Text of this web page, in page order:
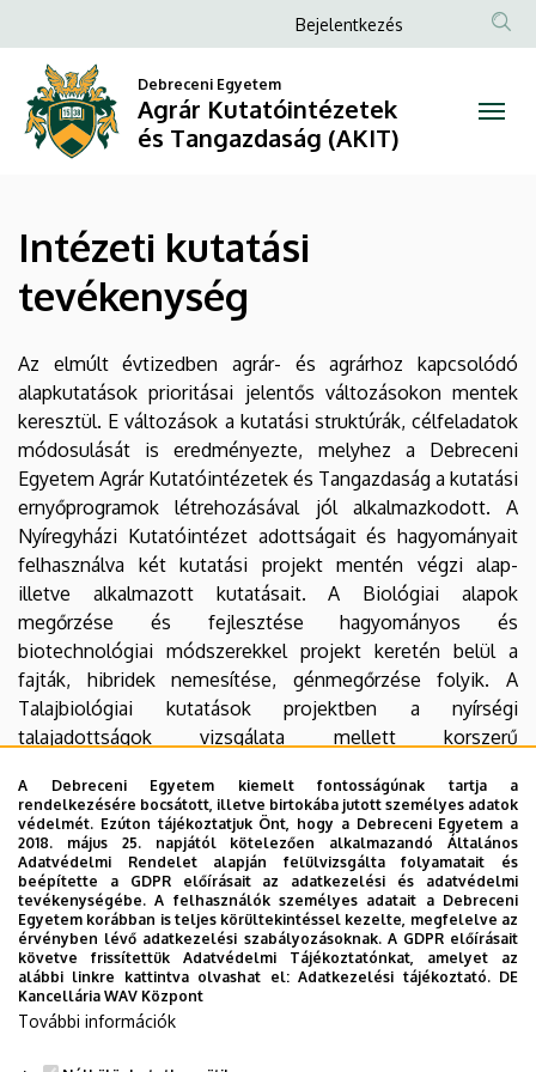
kutatási
tevékenység
Agrár
Kutatóintézetek
és
Tangazdaság
(AKIT)
a
tartalomra
Anonim
fiók
menüje
Bejelentkezés
Debreceni Egyetem
Agrár Kutatóintézetek
és Tangazdaság (AKIT)
Intézeti kutatási
tevékenység
Az elmúlt évtizedben agrár- és agrárhoz kapcsolódó
alapkutatások prioritásai jelentős változásokon mentek
keresztül. E változások a kutatási struktúrák, célfeladatok
módosulását is eredményezte, melyhez a Debreceni
Egyetem Agrár Kutatóintézetek és Tangazdaság a kutatási
ernyőprogramok létrehozásával jól alkalmazkodott. A
Nyíregyházi Kutatóintézet adottságait és hagyományait
felhasználva két kutatási projekt mentén végzi alap-
illetve alkalmazott kutatásait. A Biológiai alapok
megőrzése és fejlesztése hagyományos és
biotechnológiai módszerekkel projekt keretén belül a
fajták, hibridek nemesítése, génmegőrzése folyik. A
Talajbiológiai kutatások projektben a nyírségi
talajadottságok vizsgálata mellett korszerű
aktivitásának vizsgálatai.
A Debreceni Egyetem kiemelt fontosságúnak tartja a
rendelkezésére bocsátott, illetve birtokába jutott személyes adatok
védelmét. Ezúton tájékoztatjuk Önt, hogy a Debreceni Egyetem a
2018. május 25. napjától kötelezően alkalmazandó Általános
Adatvédelmi Rendelet alapján felülvizsgálta folyamatait és
beépítette a GDPR előírásait az adatkezelési és adatvédelmi
tevékenységébe. A felhasználók személyes adatait a Debreceni
Egyetem korábban is teljes körültekintéssel kezelte, megfelelve az
érvényben lévő adatkezelési szabályozásoknak. A GDPR előírásait
követve frissítettük Adatvédelmi Tájékoztatónkat, amelyet az
alábbi linkre kattintva olvashat el:Adatkezelési tájékoztató. DE
Kancellária WAV Központ
További információk